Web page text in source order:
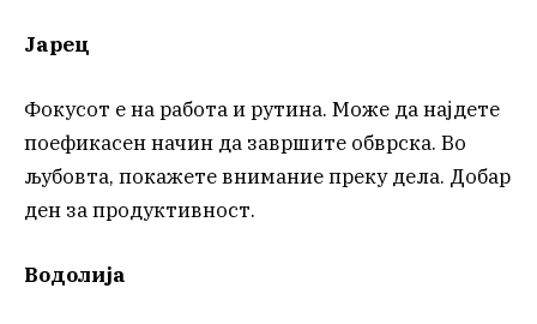
Јарец
Фокусот е на работа и рутина. Може да најдете
поефикасен начин да завршите обврска. Во
љубовта, покажете внимание преку дела. Добар
ден за продуктивност.
Водолија